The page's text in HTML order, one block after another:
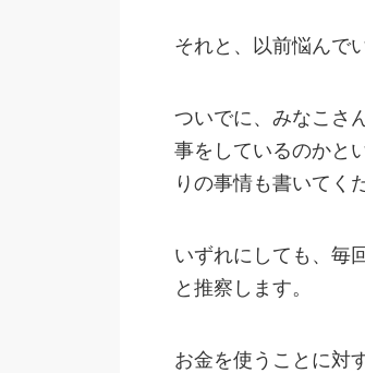
それと、以前悩んで
ついでに、みなこさ
事をしているのかと
りの事情も書いてく
いずれにしても、毎
と推察します。
お金を使うことに対